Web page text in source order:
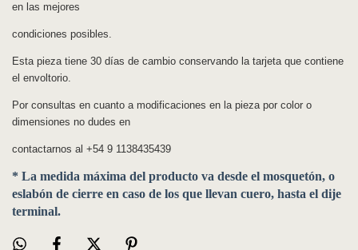
en las mejores
condiciones posibles.
Esta pieza tiene 30 días de cambio conservando la tarjeta que contiene
el envoltorio.
Por consultas en cuanto a modificaciones en la pieza por color o
dimensiones no dudes en
contactarnos al +54 9 1138435439
* La medida máxima del producto va desde el mosquetón, o
eslabón de cierre en caso de los que llevan cuero, hasta el dije
terminal.